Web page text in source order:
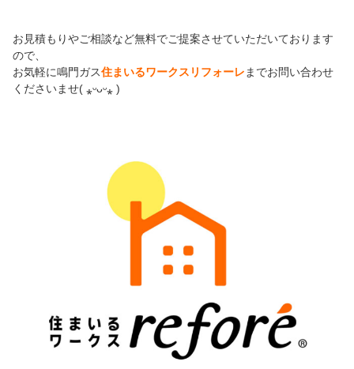
お見積もりやご相談など無料でご提案させていただいております
ので、
お気軽に鳴門ガス住まいるワークスリフォーレ までお問い合わせ
くださいませ( ⁎ᵕᴗᵕ⁎ )